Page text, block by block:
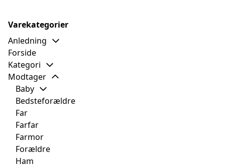
Varekategorier
Anledning
Forside
Kategori
Modtager
Baby
Bedsteforældre
Far
Farfar
Farmor
Forældre
Ham